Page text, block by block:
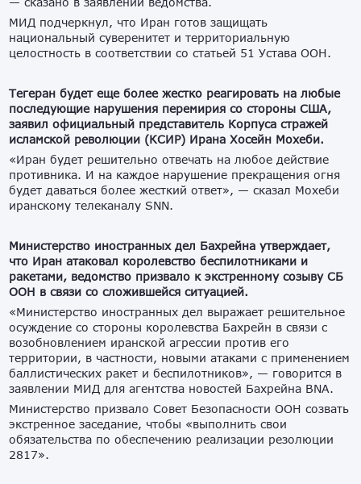
МИД подчеркнул, что Иран готов защищать
национальный суверенитет и территориальную
целостность в соответствии со статьей 51 Устава ООН.
Тегеран будет еще более жестко реагировать на любые
последующие нарушения перемирия со стороны США,
заявил официальный представитель Корпуса стражей
исламской революции (КСИР) Ирана Хосейн Мохеби.
«Иран будет решительно отвечать на любое действие
противника. И на каждое нарушение прекращения огня
будет даваться более жесткий ответ», — сказал Мохеби
иранскому телеканалу SNN.
Министерство иностранных дел Бахрейна утверждает,
что Иран атаковал королевство беспилотниками и
ракетами, ведомство призвало к экстренному созыву СБ
ООН в связи со сложившейся ситуацией.
«Министерство иностранных дел выражает решительное
осуждение со стороны королевства Бахрейн в связи с
возобновлением иранской агрессии против его
территории, в частности, новыми атаками с применением
баллистических ракет и беспилотников», — говорится в
заявлении МИД для агентства новостей Бахрейна BNA.
Министерство призвало Совет Безопасности ООН созвать
экстренное заседание, чтобы «выполнить свои
обязательства по обеспечению реализации резолюции
2817».